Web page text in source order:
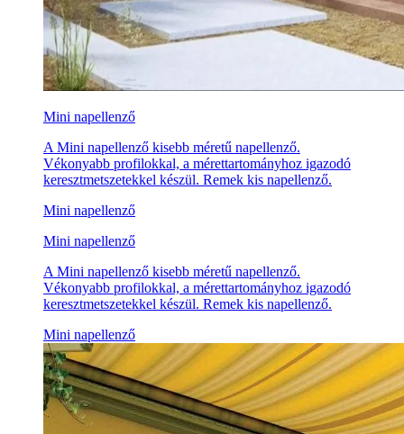
Mini napellenző
A Mini napellenző kisebb méretű napellenző.
Vékonyabb profilokkal, a mérettartományhoz igazodó
keresztmetszetekkel készül. Remek kis napellenző.
Mini napellenző
Mini napellenző
A Mini napellenző kisebb méretű napellenző.
Vékonyabb profilokkal, a mérettartományhoz igazodó
keresztmetszetekkel készül. Remek kis napellenző.
Mini napellenző